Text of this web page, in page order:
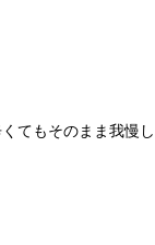
てもそのまま我慢し